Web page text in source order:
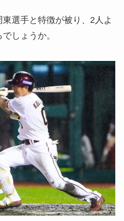
選手と特徴が被り、2人よ
しょうか。